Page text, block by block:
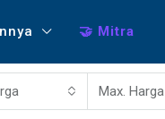
🤝 Mitra
Max. Harga